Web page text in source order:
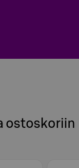
ostoskoriin